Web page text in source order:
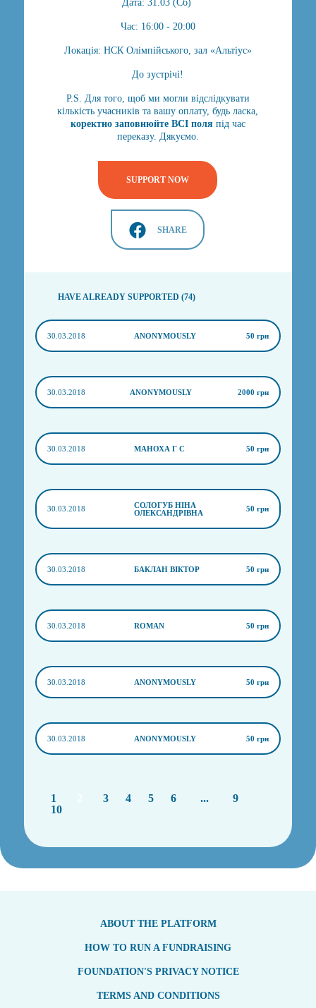
Дата: 31.03 (Сб)
Час: 16:00 - 20:00
Локація: НСК Олімпійського, зал «Альтіус»
До зустрічі!
P.S. Для того, щоб ми могли відслідкувати
кількість учасників та вашу оплату, будь ласка,
коректно заповнюйте ВСІ поля​під час
переказу. Дякуємо.
SUPPORT NOW
SHARE
HAVE ALREADY SUPPORTED (74)
30.03.2018 ANONYMOUSLY 50 грн
30.03.2018 ANONYMOUSLY 2000 грн
30.03.2018 МАНОХА Г С 50 грн
30.03.2018
СОЛОГУБ НІНА
ОЛЕКСАНДРІВНА
50 грн
30.03.2018 БАКЛАН ВІКТОР 50 грн
30.03.2018 ROMAN 50 грн
30.03.2018 ANONYMOUSLY 50 грн
30.03.2018 ANONYMOUSLY 50 грн
1 3 4 5 6 ...
9
10
ABOUT THE PLATFORM
HOW TO RUN A FUNDRAISING
FOUNDATION'S PRIVACY NOTICE
TERMS AND CONDITIONS